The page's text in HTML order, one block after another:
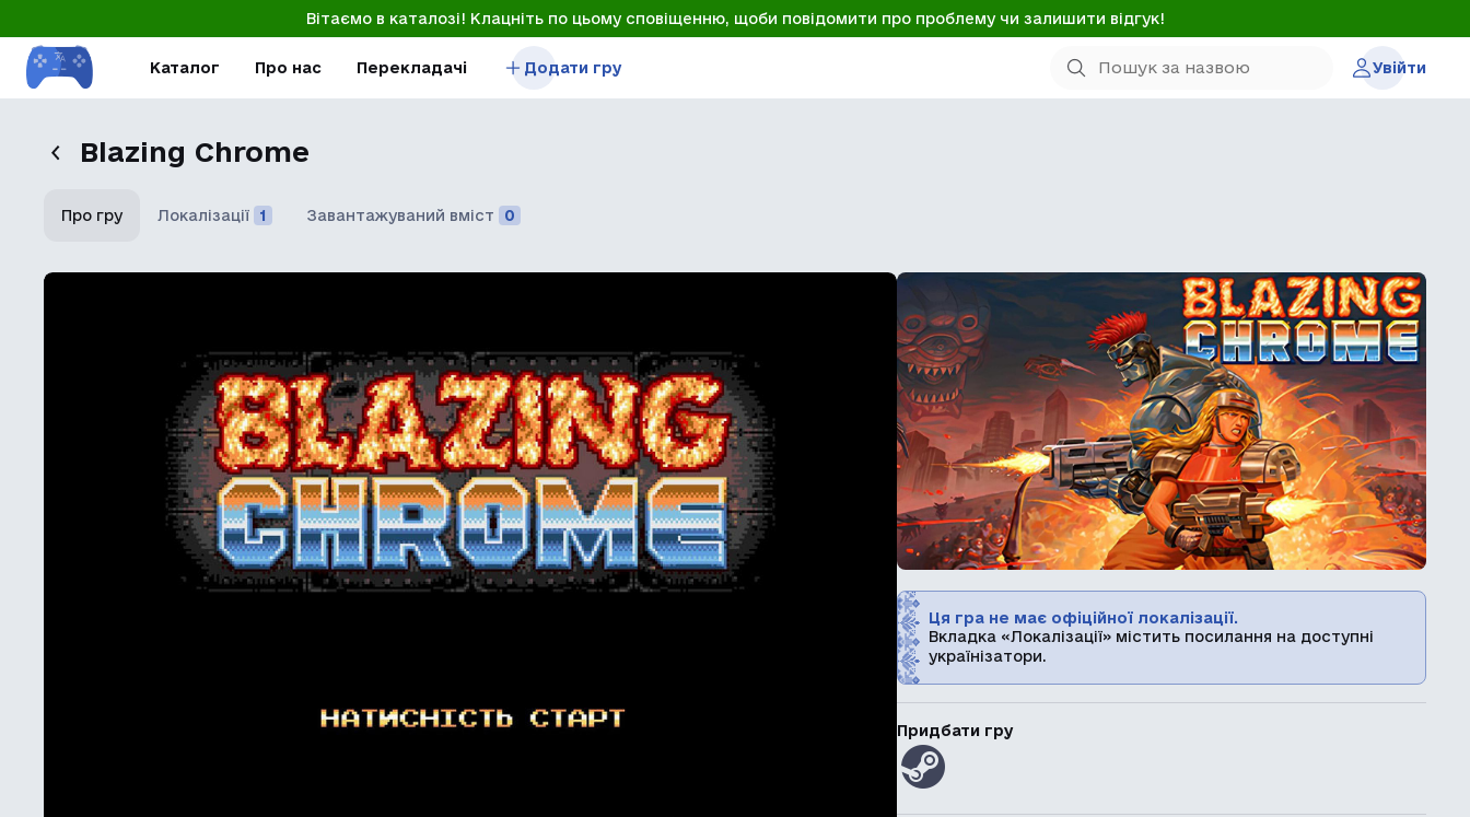
Вітаємо в каталозі! Клацніть по цьому сповіщенню, щоби повідомити про проблему чи залишити відгук!
Каталог Про нас Перекладачі Додати гру Увійти
Blazing Chrome
Про гру Локалізації 1 Завантажуваний вміст 0
Ця гра не має офіційної локалізації.
Вкладка «Локалізації» містить посилання на доступні
українізатори.
Придбати гру